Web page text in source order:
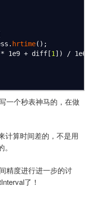
hrtime( ) ;
* 1e9 + diff[1 ] ) / 1e6
一个秒表神马的，在做
计算时间差的，不是用
精度进行进一步的讨
了！